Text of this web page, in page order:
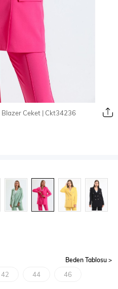
Yağmurluk
Crop & Büstiyer
Blazer Ceket | Ckt34236
Beden Tablosu
42 44 46